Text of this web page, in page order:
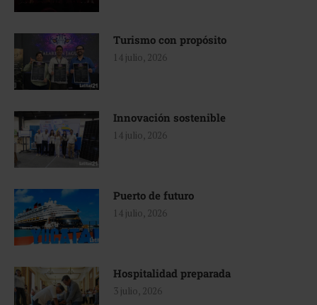
Turismo con propósito
14 julio, 2026
Innovación sostenible
14 julio, 2026
Puerto de futuro
14 julio, 2026
Hospitalidad preparada
3 julio, 2026